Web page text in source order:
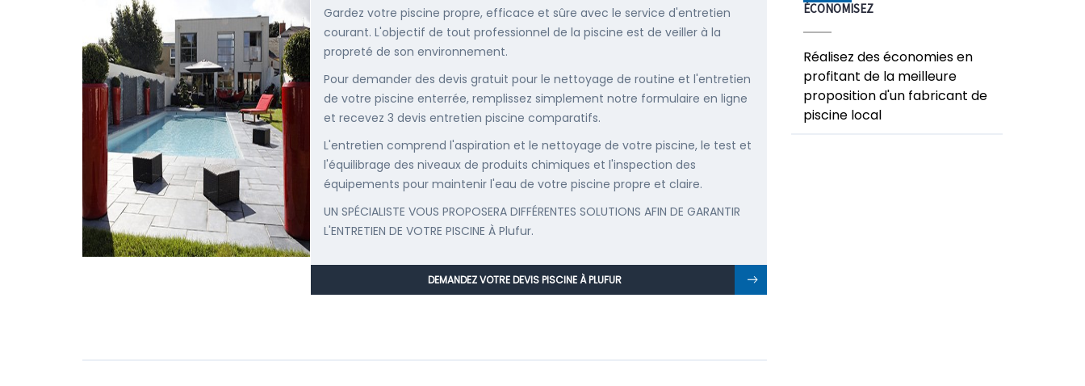
Gardez votre piscine propre, efficace et sûre avec le service d'entretien
courant. L'objectif de tout professionnel de la piscine est de veiller à la
propreté de son environnement.
Pour demander des devis gratuit pour le nettoyage de routine et l'entretien
de votre piscine enterrée, remplissez simplement notre formulaire en ligne
et recevez 3 devis entretien piscine comparatifs.
L'entretien comprend l'aspiration et le nettoyage de votre piscine, le test et
l'équilibrage des niveaux de produits chimiques et l'inspection des
équipements pour maintenir l'eau de votre piscine propre et claire.
UN SPÉCIALISTE VOUS PROPOSERA DIFFÉRENTES SOLUTIONS AFIN DE GARANTIR
L'ENTRETIEN DE VOTRE PISCINE À Plufur.
DEMANDEZ VOTRE DEVIS PISCINE À PLUFUR
ÉCONOMISEZ
Réalisez des économies en
profitant de la meilleure
proposition d'un fabricant de
piscine local